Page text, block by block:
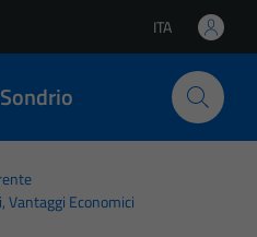
Lingua attiva:
ITA
Vantaggi Economici